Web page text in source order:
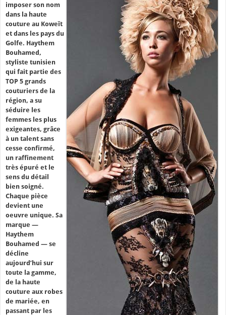
imposer son nom
dans la haute
couture au Koweït
et dans les pays du
Golfe. Haythem
Bouhamed,
styliste tunisien
qui fait partie des
TOP 5 grands
couturiers de la
région, a su
séduire les
femmes les plus
exigeantes, grâce
à un talent sans
cesse confirmé,
un raffinement
très épuré et le
sens du détail
bien soigné.
Chaque pièce
devient une
oeuvre unique. Sa
marque —
Haythem
Bouhamed — se
décline
aujourd’hui sur
toute la gamme,
de la haute
couture aux robes
de mariée, en
passant par les